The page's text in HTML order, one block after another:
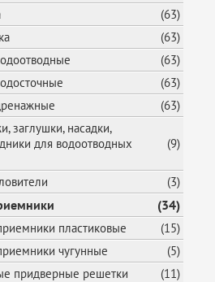
(63)
(63)
(63)
(63)
(63)
заглушки, насадки,
для водоотводных
(9)
(3)
(34)
пластиковые
(15)
чугунные
(5)
придверные решетки
(11)